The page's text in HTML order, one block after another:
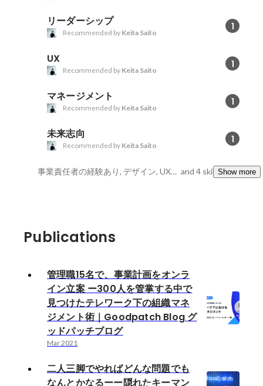
リーダーシップ 1
Recommended by Keita Saito
UX 1
Recommended by Keita Saito
マネージメント 1
Recommended by Keita Saito
未来志向 1
Recommended by Keita Saito
事業責任者の経験あり, デザイン, UX/UI Design and 4 skillsShow more
Publications
管理職15名で、事業計画をオンラ
イン立案 ー300人を管掌する中で
見つけたテレワーク下の組織マネ
ジメント術｜Goodpatch Blog グ
ッドパッチブログ
Mar 2021
二人三脚でやればどんな問題でも
なんとかなるーー隠れたキーマン